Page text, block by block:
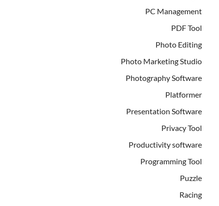
PC Management
PDF Tool
Photo Editing
Photo Marketing Studio
Photography Software
Platformer
Presentation Software
Privacy Tool
Productivity software
Programming Tool
Puzzle
Racing